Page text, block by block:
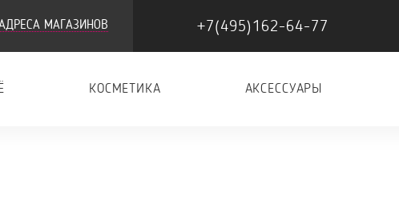
МАГАЗИНОВ +7(495)162-64-77
КОСМЕТИКА АКСЕССУАРЫ